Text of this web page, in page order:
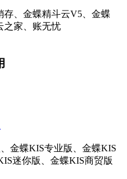
存、金蝶精斗云V5、金蝶
之家、账无忧
金蝶KIS专业版、金蝶KIS
迷你版、金蝶KIS商贸版